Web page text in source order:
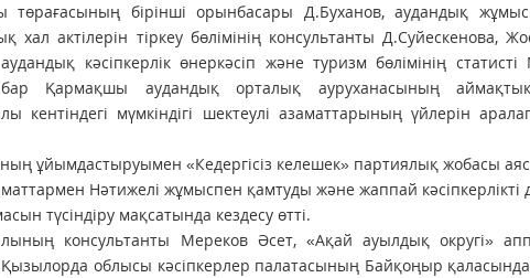
бірінші орынбасары Д.Буханов, аудандық
хал актілерін тіркеу бөлімінің консультанты Д.Суйескенова,
кәсіпкерлік өнеркәсіп және туризм бөлімінің статисті
Қармақшы аудандық орталық ауруханасының аймақтық
мүмкіндігі шектеулі азаматтарының үйлерін аралап
ұйымдастыруымен «Кедергісіз келешек» партиялық жобасы
Нәтижелі жұмыспен қамтуды және жаппай
түсіндіру мақсатында кездесу өтті.
консультанты Мереков Әсет, «Ақай ауылдық округі»
облысы кәсіпкерлер палатасының Байқоңыр